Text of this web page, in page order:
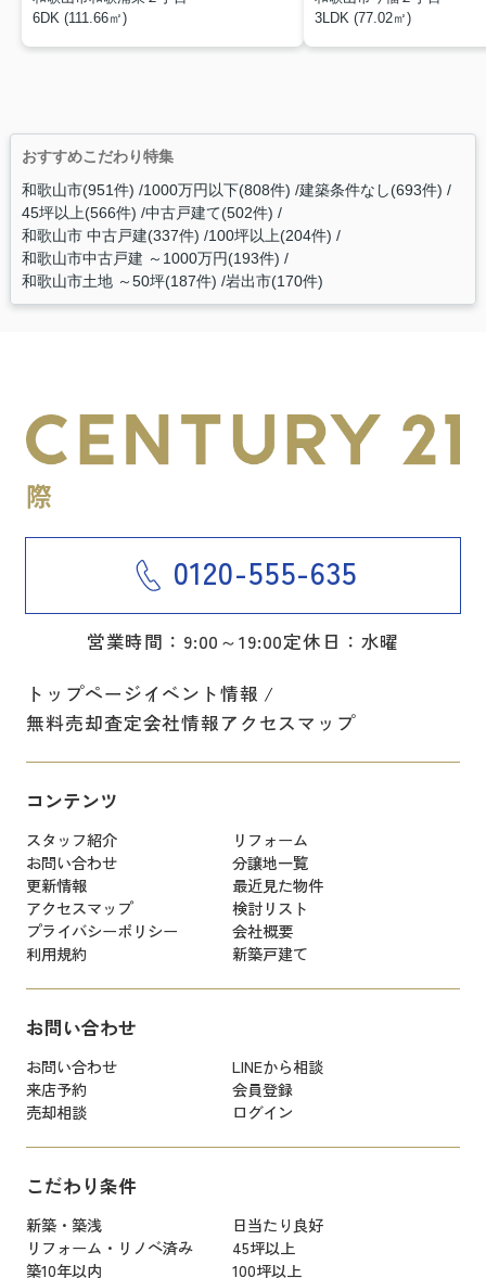
6DK (111.66㎡)
3LDK (77.02㎡)
おすすめこだわり特集
和歌山市(951件) 1000万円以下(808件) 建築条件なし(693件)
45坪以上(566件) 中古戸建て(502件)
和歌山市 中古戸建(337件) 100坪以上(204件)
和歌山市中古戸建 ～1000万円(193件)
和歌山市土地 ～50坪(187件) 岩出市(170件)
0120-555-635
営業時間：9:00～19:00定休日：水曜
トップページイベント情報
無料売却査定会社情報アクセスマップ
コンテンツ
スタッフ紹介
リフォーム
お問い合わせ
分譲地一覧
更新情報
最近見た物件
アクセスマップ
検討リスト
プライバシーポリシー
会社概要
利用規約
新築戸建て
お問い合わせ
お問い合わせ
LINEから相談
来店予約
会員登録
売却相談
ログイン
こだわり条件
新築・築浅
日当たり良好
リフォーム・リノベ済み
45坪以上
築10年以内
100坪以上